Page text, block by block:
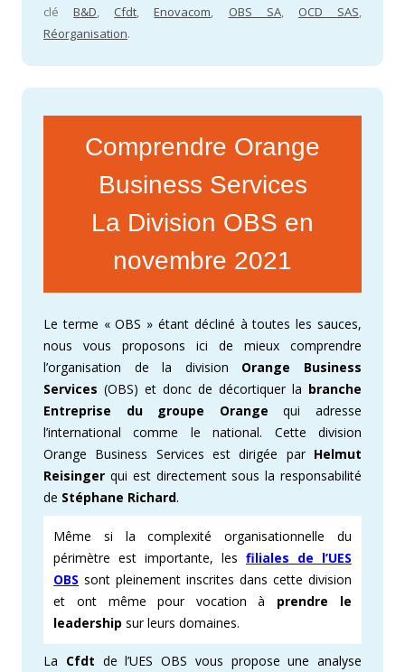
cléB&D, Cfdt,Enovacom, OBS SA, OCD SAS,
Réorganisation.
Comprendre Orange
Business Services
La Division OBS en
novembre 2021
Le terme « OBS » étant décliné à toutes les sauces,
nous vous proposons ici de mieux comprendre
l’organisation de la division Orange Business
Services (OBS) et donc de décortiquer la branche
Entreprise du groupe Orange qui adresse
l’international comme le national. Cette division
Orange Business Services est dirigée par Helmut
Reisinger qui est directement sous la responsabilité
de Stéphane Richard.
Même si la complexité organisationnelle du
périmètre est importante, les filiales de l’UES
OBS sont pleinement inscrites dans cette division
et ont même pour vocation à prendre le
leadership sur leurs domaines.
La Cfdt de l’UES OBS vous propose une analyse